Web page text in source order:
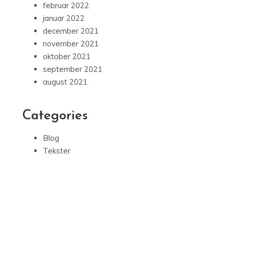
februar 2022
januar 2022
december 2021
november 2021
oktober 2021
september 2021
august 2021
Categories
Blog
Tekster